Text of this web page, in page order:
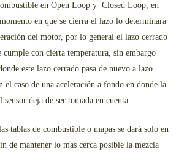
en Open Loop y Closed Loop, en
en que se cierra el lazo lo determinara
del motor, por lo general el lazo cerrado
cumple con cierta temperatura, sin embargo
este lazo cerrado pasa de nuevo a lazo
el caso de una aceleración a fondo en donde la
deja de ser tomada en cuenta.
tablas de combustible o mapas se dará solo en
de mantener lo mas cerca posible la mezcla